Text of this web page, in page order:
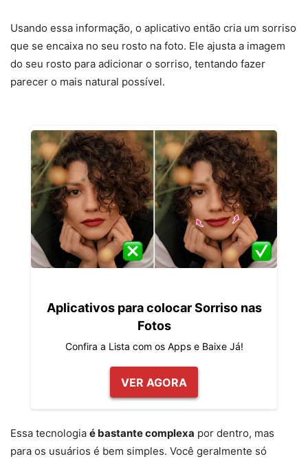
Usando essa informação, o aplicativo então cria um sorriso
que se encaixa no seu rosto na foto. Ele ajusta a imagem
do seu rosto para adicionar o sorriso, tentando fazer
parecer o mais natural possível.
Aplicativos para colocar Sorriso nas
Fotos
Confira a Lista com os Apps e Baixe Já!
VER AGORA
Essa tecnologia é bastante complexa por dentro, mas
para os usuários é bem simples. Você geralmente só